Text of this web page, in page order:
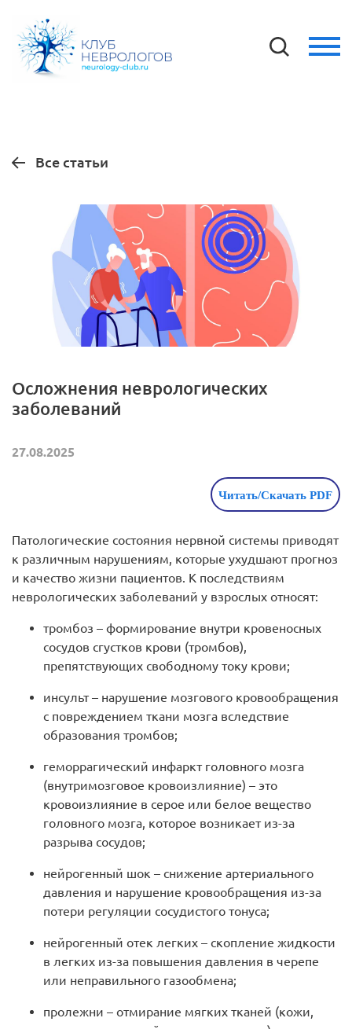
Все статьи
Осложнения неврологических
заболеваний
27.08.2025
Читать/Скачать PDF
Патологические состояния нервной системы приводят
к различным нарушениям, которые ухудшают прогноз
и качество жизни пациентов. К последствиям
неврологических заболеваний у взрослых относят:
тромбоз – формирование внутри кровеносных
сосудов сгустков крови (тромбов),
препятствующих свободному току крови;
инсульт – нарушение мозгового кровообращения
с повреждением ткани мозга вследствие
образования тромбов;
геморрагический инфаркт головного мозга
(внутримозговое кровоизлияние) – это
кровоизлияние в серое или белое вещество
головного мозга, которое возникает из-за
разрыва сосудов;
нейрогенный шок – снижение артериального
давления и нарушение кровообращения из-за
потери регуляции сосудистого тонуса;
нейрогенный отек легких – скопление жидкости
в легких из-за повышения давления в черепе
или неправильного газообмена;
пролежни – отмирание мягких тканей (кожи,